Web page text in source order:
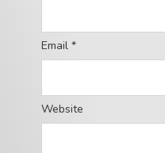
Email *
Website